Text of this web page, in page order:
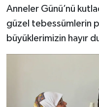
Anneler Günü’nü
güzel tebessümlerin
büyüklerimizin hayır